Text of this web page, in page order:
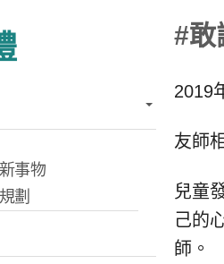
事物
劃
#敢
2019
友師
兒童
己的
師。